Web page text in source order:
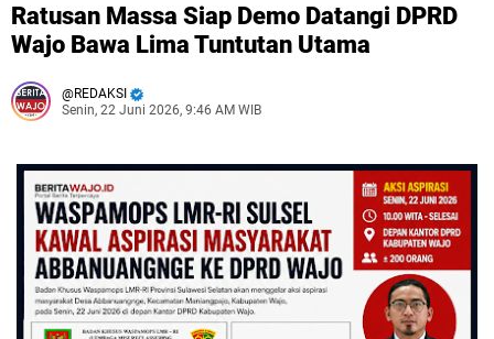
Ratusan Massa Siap Demo Datangi DPRD
Wajo Bawa Lima Tuntutan Utama
REDAKSI
Senin, 22 Juni 2026, 9:46 AM WIB